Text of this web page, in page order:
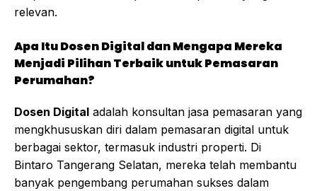
relevan.
Apa Itu Dosen Digital dan Mengapa Mereka
Menjadi Pilihan Terbaik untuk Pemasaran
Perumahan?
Dosen Digital adalah konsultan jasa pemasaran yang
mengkhususkan diri dalam pemasaran digital untuk
berbagai sektor, termasuk industri properti. Di
Bintaro Tangerang Selatan, mereka telah membantu
banyak pengembang perumahan sukses dalam